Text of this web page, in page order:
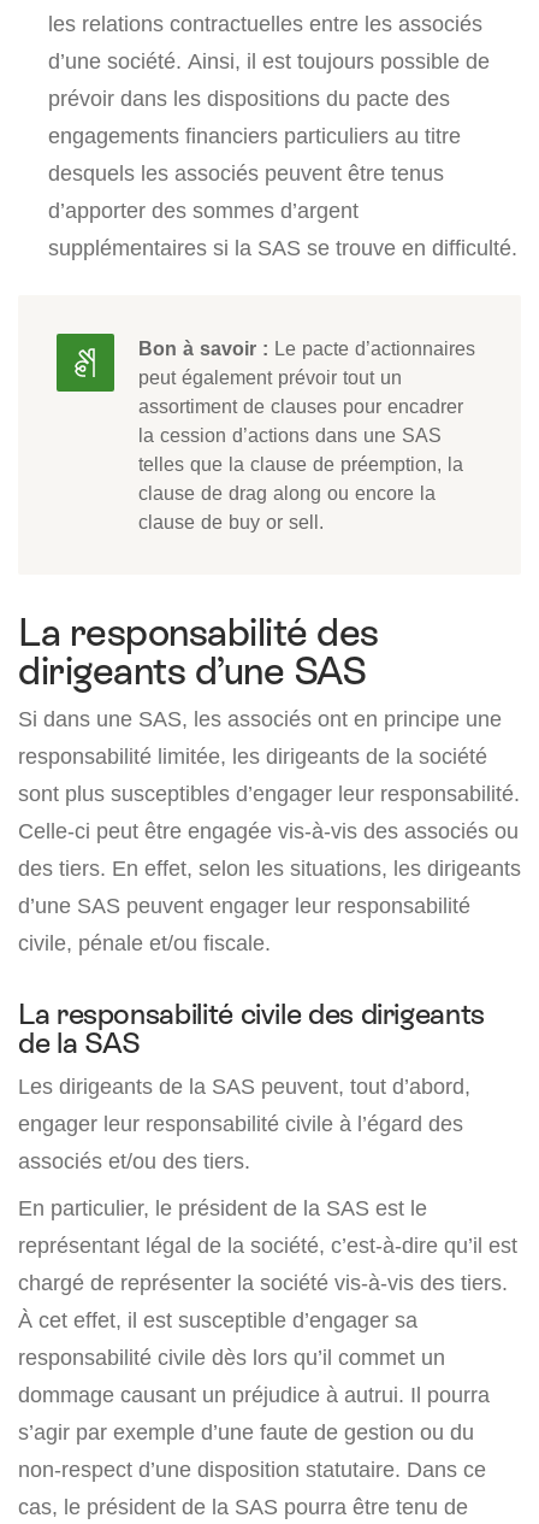
les relations contractuelles entre les associés
d’une société. Ainsi, il est toujours possible de
prévoir dans les dispositions du pacte des
engagements financiers particuliers au titre
desquels les associés peuvent être tenus
d’apporter des sommes d’argent
supplémentaires si la SAS se trouve en difficulté.
Bon à savoir : Le pacte d’actionnaires
peut également prévoir tout un
assortiment de clauses pour encadrer
la cession d’actions dans une SAS
telles que la clause de préemption, la
clause de drag along ou encore la
clause de buy or sell.
La responsabilité des
dirigeants d’une SAS
Si dans une SAS, les associés ont en principe une
responsabilité limitée, les dirigeants de la société
sont plus susceptibles d’engager leur responsabilité.
Celle-ci peut être engagée vis-à-vis des associés ou
des tiers. En effet, selon les situations, les dirigeants
d’une SAS peuvent engager leur responsabilité
civile, pénale et/ou fiscale.
La responsabilité civile des dirigeants
de la SAS
Les dirigeants de la SAS peuvent, tout d’abord,
engager leur responsabilité civile à l’égard des
associés et/ou des tiers.
En particulier, le président de la SAS est le
représentant légal de la société, c’est-à-dire qu’il est
chargé de représenter la société vis-à-vis des tiers.
À cet effet, il est susceptible d’engager sa
responsabilité civile dès lors qu’il commet un
dommage causant un préjudice à autrui. Il pourra
s’agir par exemple d’une faute de gestion ou du
non-respect d’une disposition statutaire. Dans ce
cas, le président de la SAS pourra être tenu de